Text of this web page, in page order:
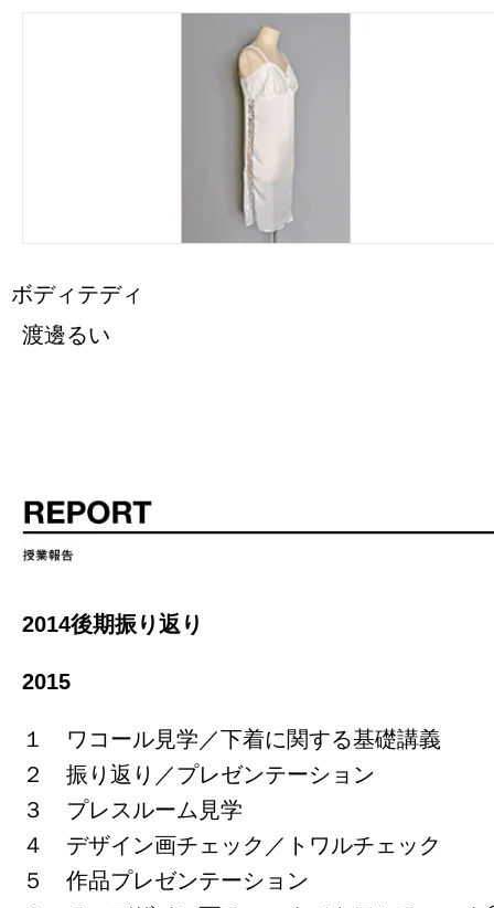
ボディテディ
渡邊るい
2014後期振り返り
2015
１ ワコール見学／下着に関する基礎講義
２ 振り返り／プレゼンテーション
３ プレスルーム見学
４ デザイン画チェック／トワルチェック
５ 作品プレゼンテーション